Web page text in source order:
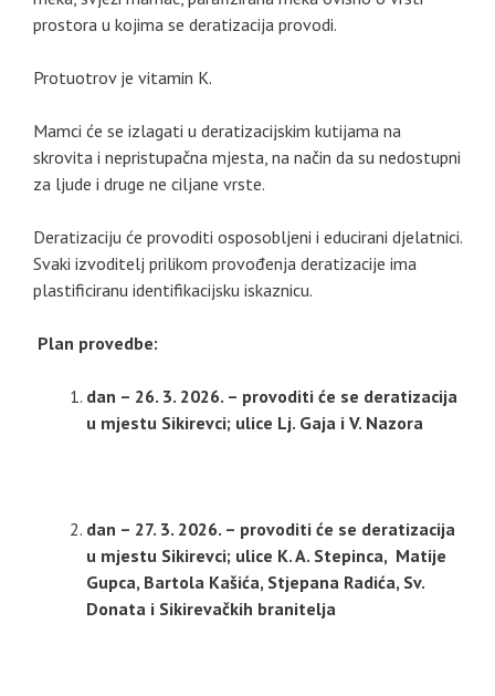
prostora u kojima se deratizacija provodi.
Protuotrov je vitamin K.
Mamci će se izlagati u deratizacijskim kutijama na
skrovita i nepristupačna mjesta, na način da su nedostupni
za ljude i druge ne ciljane vrste.
Deratizaciju će provoditi osposobljeni i educirani djelatnici.
Svaki izvoditelj prilikom provođenja deratizacije ima
plastificiranu identifikacijsku iskaznicu.
Plan provedbe:
dan – 26. 3. 2026. – provoditi će se deratizacija
u mjestu Sikirevci; ulice Lj. Gaja i V. Nazora
dan – 27. 3. 2026. – provoditi će se deratizacija
u mjestu Sikirevci; ulice K. A. Stepinca, Matije
Gupca, Bartola Kašića, Stjepana Radića, Sv.
Donata i Sikirevačkih branitelja